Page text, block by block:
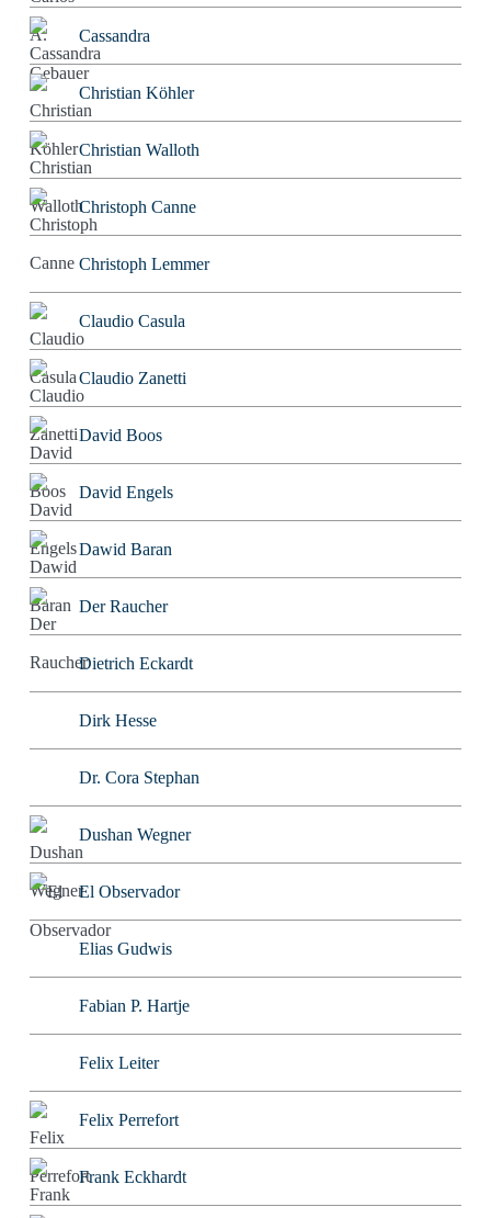
Cassandra
Christian Köhler
Christian Walloth
Christoph Canne
Christoph Lemmer
Claudio Casula
Claudio Zanetti
David Boos
David Engels
Dawid Baran
Der Raucher
Dietrich Eckardt
Dirk Hesse
Dr. Cora Stephan
Dushan Wegner
El Observador
Elias Gudwis
Fabian P. Hartje
Felix Leiter
Felix Perrefort
Frank Eckhardt